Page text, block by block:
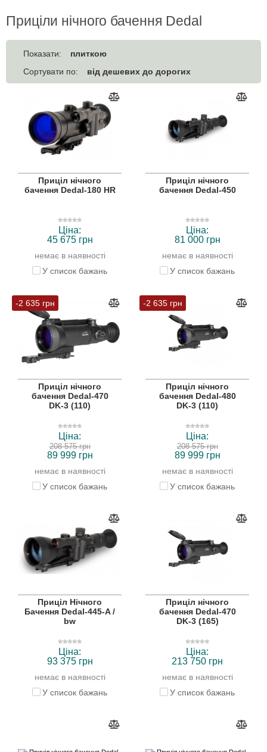
Приціли нічного бачення Dedal
Показати:
плиткою
Сортувати по:
від дешевих до дорогих
Приціл нічного
бачення Dedal-180 HR
Ціна:
45 675 грн
немає в наявності
У список бажань
Приціл нічного
бачення Dedal-450
Ціна:
81 000 грн
немає в наявності
У список бажань
-2 635 грн
Приціл нічного
бачення Dedal-470
DK-3 (110)
Ціна:
208 575 грн
89 999 грн
немає в наявності
У список бажань
-2 635 грн
Приціл нічного
бачення Dedal-480
DK-3 (110)
Ціна:
208 575 грн
89 999 грн
немає в наявності
У список бажань
Приціл Нічного
Бачення Dedal-445-A /
bw
Ціна:
93 375 грн
немає в наявності
У список бажань
Приціл нічного
бачення Dedal-470
DK-3 (165)
Ціна:
213 750 грн
немає в наявності
У список бажань